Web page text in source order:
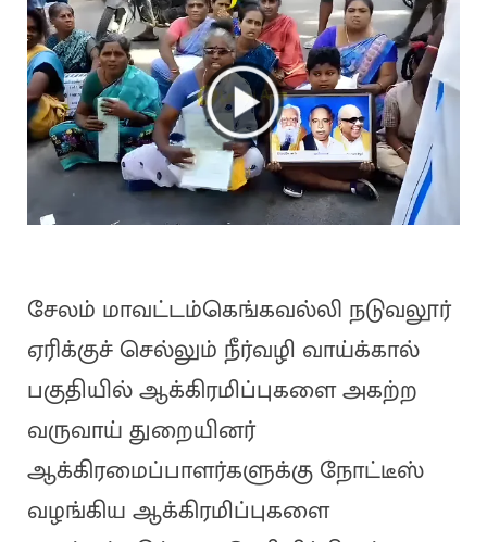
சேலம் மாவட்டம்கெங்கவல்லி நடுவலூர்
ஏரிக்குச் செல்லும் நீர்வழி வாய்க்கால்
பகுதியில் ஆக்கிரமிப்புகளை அகற்ற
வருவாய் துறையினர்
ஆக்கிரமைப்பாளர்களுக்கு நோட்டீஸ்
வழங்கிய ஆக்கிரமிப்புகளை